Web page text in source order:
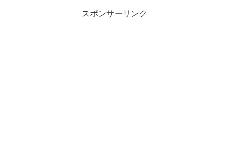
スポンサーリンク